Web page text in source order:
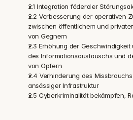
2.1 Integration föderaler
2.2 Verbesserung der operativen
zwischen öffentlichem und
von Gegnern
2.3 Erhöhung der
des Informationsaustauschs und
von Opfern
2.4 Verhinderung des
ansässiger Infrastruktur
2.5 Cyberkriminalität bekämpfen,